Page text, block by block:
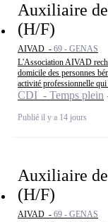
Auxiliaire
(H/F)
AIVAD - 69 - GENAS
L'Association AIVAD
domicile des personnes
activité professionnelle qui
CDI - Temps plein
Publié il y a 14 jours
Auxiliaire
(H/F)
AIVAD - 69 - GENAS